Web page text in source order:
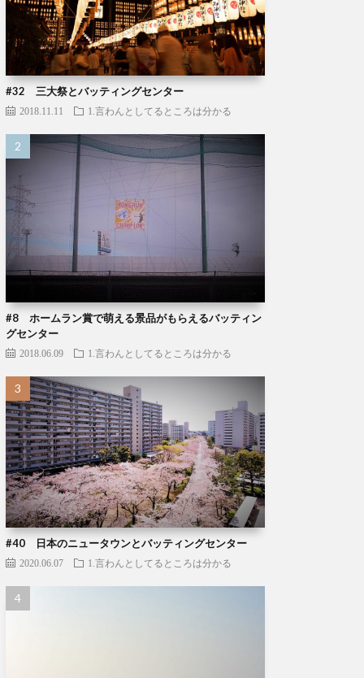
#32 三大祭とバッティングセンター
2018.11.11 1.言わんとしてるところは分かる
#8 ホームラン賞で萌える景品がもらえるバッティン
グセンター
2018.06.09 1.言わんとしてるところは分かる
#40 日本のニュータウンとバッティングセンター
2020.06.07 1.言わんとしてるところは分かる